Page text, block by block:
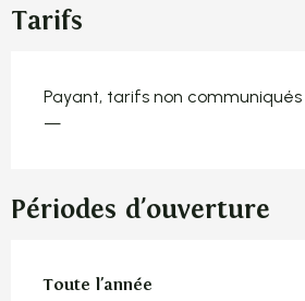
Tarifs
Payant, tarifs non communiqués
—
Périodes d'ouverture
Toute l'année
Toute l'année